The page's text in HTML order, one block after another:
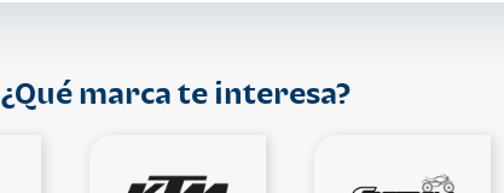
¿Qué marca te interesa?